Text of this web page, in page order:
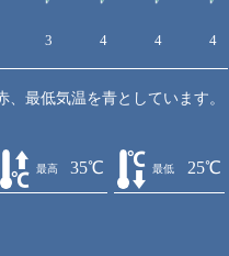
3 4 4 4
最低気温を青としています。
最高 35℃ 最低 25℃